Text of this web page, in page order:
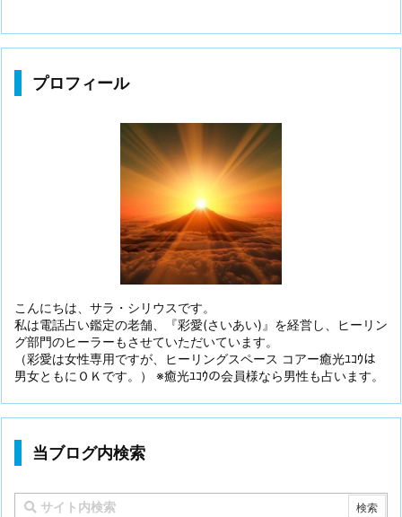
プロフィール
こんにちは、サラ・シリウスです。
私は電話占い鑑定の老舗、『彩愛(さいあい)』を経営し、ヒーリン
グ部門のヒーラーもさせていただいています。
（彩愛は女性専用ですが、ヒーリングスペース コアー癒光ﾕｺｳは
男女ともにＯＫです。） ※癒光ﾕｺｳの会員様なら男性も占います。
当ブログ内検索